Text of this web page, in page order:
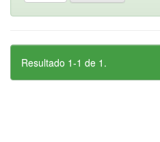
Resultado 1-1 de 1.